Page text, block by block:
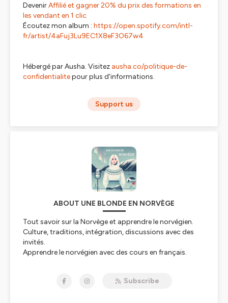
DevenirAffilié et gagner 20% du prix des formations en
les vendant en 1 clic
Écoutez mon album : https://open.spotify.com/intl-
fr/artist/4aFuj3Lu9EC1X8eF3O67w4
Hébergé par Ausha. Visitez ausha.co/politique-de-
confidentialitepour plus d'informations.
Support us
ABOUT UNE BLONDE EN NORVÈGE
Tout savoir sur la Norvège et apprendre le norvégien.
Culture, traditions, intégration, discussions avec des
invités.
Apprendre le norvégien avec des cours en français.
Hébergé par Ausha. Visitez
ausha.co/politique-de-
Subscribe